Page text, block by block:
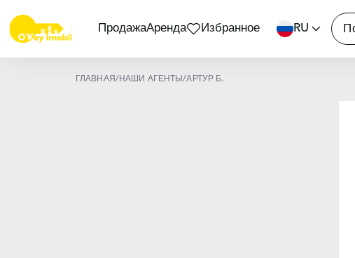
ПродажаАренда Избранное RU
ГЛАВНАЯ/ НАШИ АГЕНТЫ/АРТУР Б.